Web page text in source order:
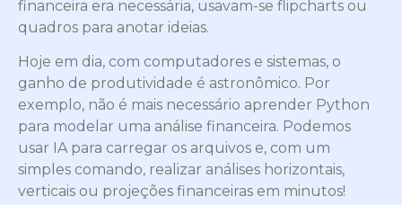
financeira era necessária, usavam-se flipcharts ou
quadros para anotar ideias.
Hoje em dia, com computadores e sistemas, o
ganho de produtividade é astronômico. Por
exemplo, não é mais necessário aprender Python
para modelar uma análise financeira. Podemos
usar IA para carregar os arquivos e, com um
simples comando, realizar análises horizontais,
verticais ou projeções financeiras em minutos!